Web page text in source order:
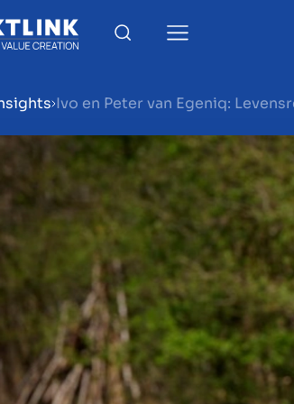
verkoopklaar maken
verkopen
kopen
Ivo en Peter van Egeniq: